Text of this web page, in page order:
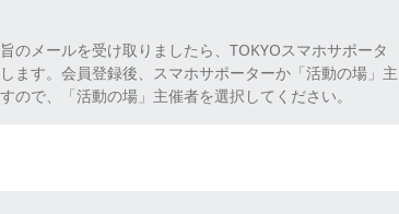
のメールを受け取りましたら、TOKYOスマホサポータ
ます。会員登録後、スマホサポーターか「活動の場」主
で、「活動の場」主催者を選択してください。